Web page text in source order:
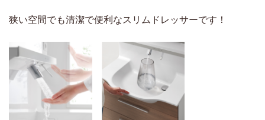
狭い空間でも清潔で便利なスリムドレッサーです！